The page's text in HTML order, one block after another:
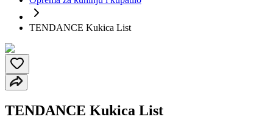
TENDANCE Kukica List
TENDANCE Kukica List